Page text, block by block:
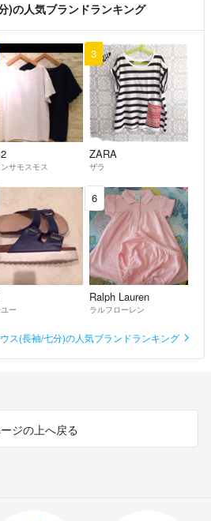
)の人気ブランドランキング
サモスモス
3
ZARA
ザラ
ー
6
Ralph Lauren
ラルフローレン
ス(長袖/七分)の人気ブランドランキング
ジの上へ戻る